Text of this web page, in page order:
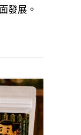
發展。